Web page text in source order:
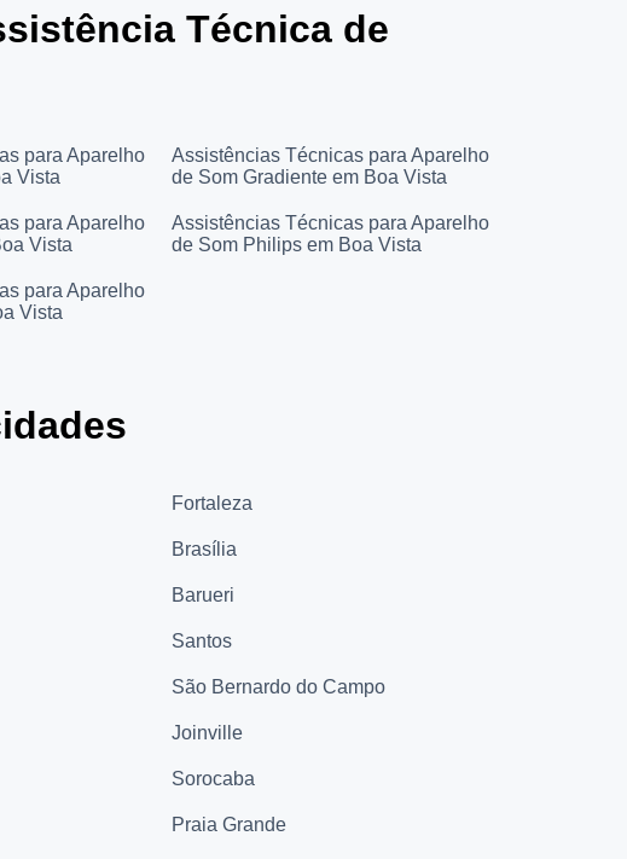
Técnica de
para Aparelho
Vista
Assistências Técnicas para Aparelho
de Som Gradiente em Boa Vista
para Aparelho
Vista
Assistências Técnicas para Aparelho
de Som Philips em Boa Vista
para Aparelho
Vista
Fortaleza
Brasília
Barueri
Santos
São Bernardo do Campo
Joinville
Sorocaba
Praia Grande